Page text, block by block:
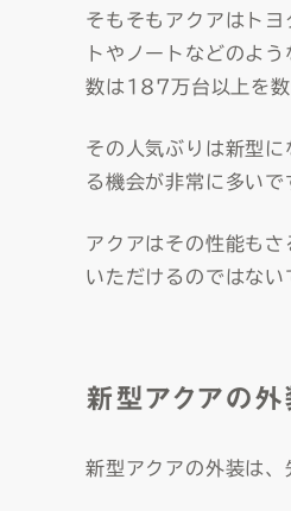
そもそもアクアはト
トやノートなどのよ
数は187万台以上を数
その人気ぶりは新型
る機会が非常に多いで
アクアはその性能も
いただけるのではない
新型アクアの外
新型アクアの外装は、